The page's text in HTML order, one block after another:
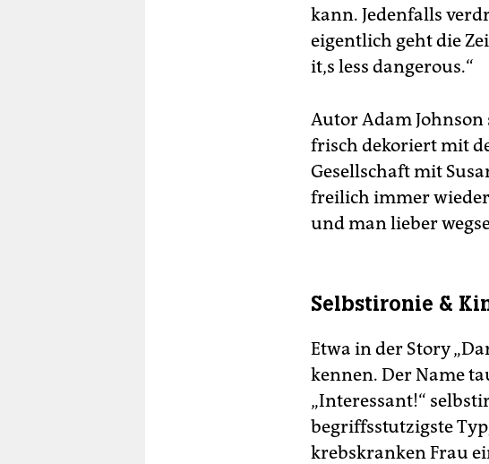
kann. Jedenfalls
eigentlich geht die
it‚s less dangerous.“
Autor Adam
frisch dekoriert mit
Gesellschaft mit
freilich immer
und man lieber
Selbstironie &
Etwa in der Story
kennen. Der Name
„Interessant!“
begriffsstutzigste
krebskranken Frau